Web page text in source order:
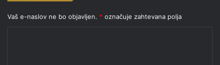
Vaš e-naslov ne bo objavljen. * označuje zahtevana polja